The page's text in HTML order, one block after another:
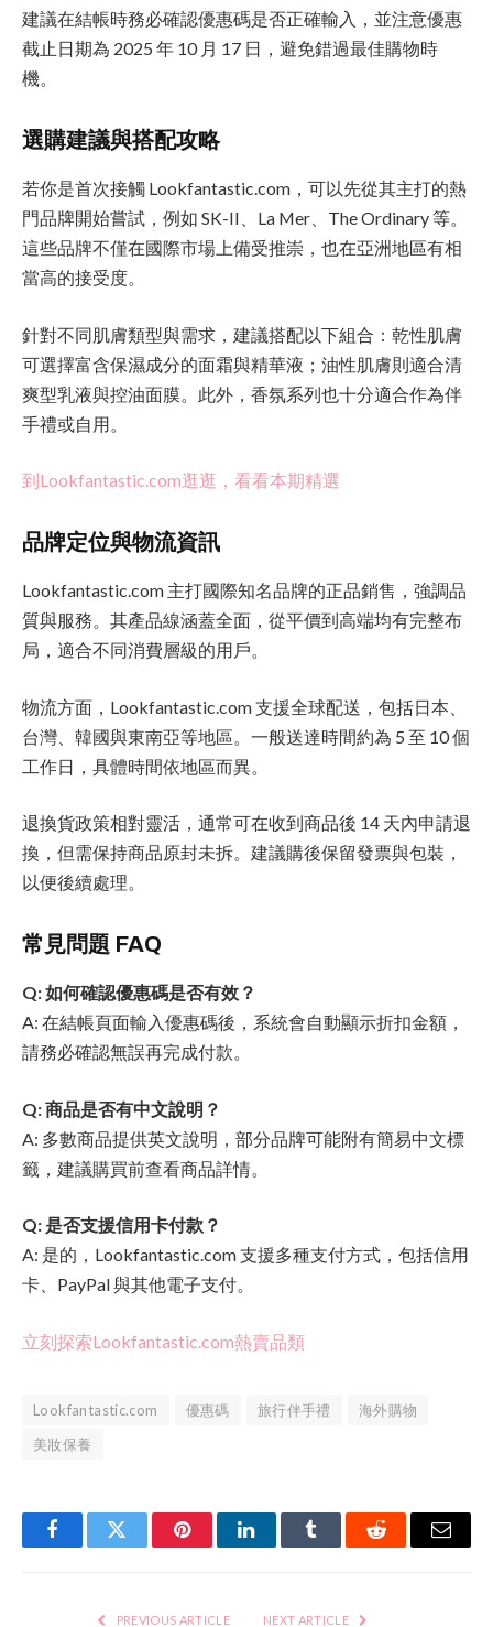
建議在結帳時務必確認優惠碼是否正確輸入，並注意優惠
截止日期為 2025 年 10 月 17 日，避免錯過最佳購物時
機。
選購建議與搭配攻略
若你是首次接觸 Lookfantastic.com，可以先從其主打的熱
門品牌開始嘗試，例如 SK-II、La Mer、The Ordinary 等。
這些品牌不僅在國際市場上備受推崇，也在亞洲地區有相
當高的接受度。
針對不同肌膚類型與需求，建議搭配以下組合：乾性肌膚
可選擇富含保濕成分的面霜與精華液；油性肌膚則適合清
爽型乳液與控油面膜。此外，香氛系列也十分適合作為伴
手禮或自用。
到Lookfantastic.com逛逛，看看本期精選
品牌定位與物流資訊
Lookfantastic.com 主打國際知名品牌的正品銷售，強調品
質與服務。其產品線涵蓋全面，從平價到高端均有完整布
局，適合不同消費層級的用戶。
物流方面，Lookfantastic.com 支援全球配送，包括日本、
台灣、韓國與東南亞等地區。一般送達時間約為 5 至 10 個
工作日，具體時間依地區而異。
退換貨政策相對靈活，通常可在收到商品後 14 天內申請退
換，但需保持商品原封未拆。建議購後保留發票與包裝，
以便後續處理。
常見問題 FAQ
Q: 如何確認優惠碼是否有效？
A: 在結帳頁面輸入優惠碼後，系統會自動顯示折扣金額，
請務必確認無誤再完成付款。
Q: 商品是否有中文說明？
A: 多數商品提供英文說明，部分品牌可能附有簡易中文標
籤，建議購買前查看商品詳情。
Q: 是否支援信用卡付款？
A: 是的，Lookfantastic.com 支援多種支付方式，包括信用
卡、PayPal 與其他電子支付。
立刻探索Lookfantastic.com熱賣品類
Lookfantastic.com 優惠碼 旅行伴手禮
海外購物
美妝保養
FacebookTwitter PinterestLinkedInTumblr Reddit Email
PREVIOUS ARTICLE NEXT ARTICLE